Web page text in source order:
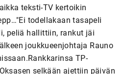
teksti-TV kertoikin
todellakaan tasapeli
peliä hallittiin, rankut jäi
joukkueenjohtaja Rauno
TP-
selkään ajettiin päivän